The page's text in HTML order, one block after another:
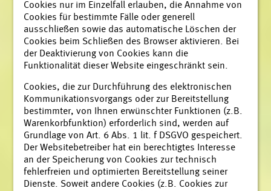
Cookies nur im Einzelfall erlauben, die Annahme von
Cookies für bestimmte Fälle oder generell
ausschließen sowie das automatische Löschen der
Cookies beim Schließen des Browser aktivieren. Bei
der Deaktivierung von Cookies kann die
Funktionalität dieser Website eingeschränkt sein.
Cookies, die zur Durchführung des elektronischen
Kommunikationsvorgangs oder zur Bereitstellung
bestimmter, von Ihnen erwünschter Funktionen (z.B.
Warenkorbfunktion) erforderlich sind, werden auf
Grundlage von Art. 6 Abs. 1 lit. f DSGVO gespeichert.
Der Websitebetreiber hat ein berechtigtes Interesse
an der Speicherung von Cookies zur technisch
fehlerfreien und optimierten Bereitstellung seiner
Dienste. Soweit andere Cookies (z.B. Cookies zur